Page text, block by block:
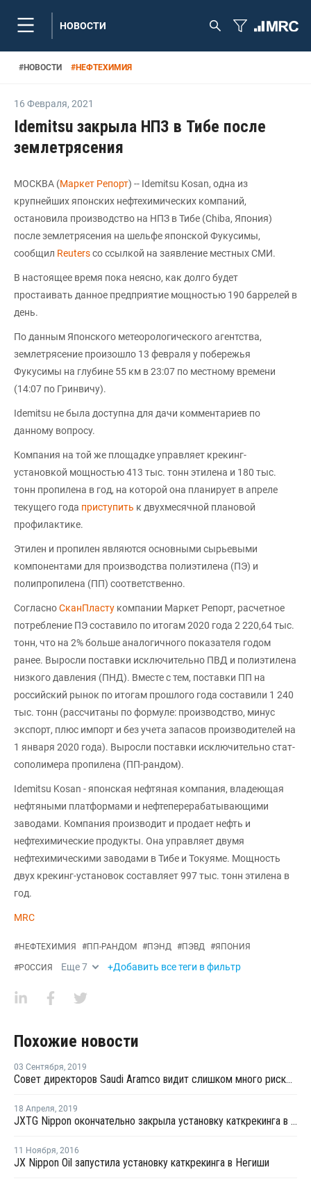
НОВОСТИ
#НОВОСТИ #НЕФТЕХИМИЯ
16 Февраля, 2021
Idemitsu закрыла НПЗ в Тибе после
землетрясения
МОСКВА (Маркет Репорт) -- Idemitsu Kosan, одна из
крупнейших японских нефтехимических компаний,
остановила производство на НПЗ в Тибе (Chiba, Япония)
после землетрясения на шельфе японской Фукусимы,
сообщил Reutersсо ссылкой на заявление местных СМИ.
В настоящее время пока неясно, как долго будет
простаивать данное предприятие мощностью 190 баррелей в
день.
По данным Японского метеорологического агентства,
землетрясение произошло 13 февраля у побережья
Фукусимы на глубине 55 км в 23:07 по местному времени
(14:07 по Гринвичу).
Idemitsu не была доступна для дачи комментариев по
данному вопросу.
Компания на той же площадке управляет крекинг-
установкой мощностью 413 тыс. тонн этилена и 180 тыс.
тонн пропилена в год, на которой она планирует в апреле
текущего года приступить к двухмесячной плановой
профилактике.
Этилен и пропилен являются основными сырьевыми
компонентами для производства полиэтилена (ПЭ) и
полипропилена (ПП) соответственно.
СогласноСканПласту компании Маркет Репорт, расчетное
потребление ПЭ составило по итогам 2020 года 2 220,64 тыс.
тонн, что на 2% больше аналогичного показателя годом
ранее. Выросли поставки исключительно ПВД и полиэтилена
низкого давления (ПНД). Вместе с тем, поставки ПП на
российский рынок по итогам прошлого года составили 1 240
тыс. тонн (рассчитаны по формуле: производство, минус
экспорт, плюс импорт и без учета запасов производителей на
1 января 2020 года). Выросли поставки исключительно стат-
сополимера пропилена (ПП-рандом).
Idemitsu Kosan - японская нефтяная компания, владеющая
нефтяными платформами и нефтеперерабатывающими
заводами. Компания производит и продает нефть и
нефтехимические продукты. Она управляет двумя
нефтехимическими заводами в Тибе и Токуяме. Мощность
двух крекинг-установок составляет 997 тыс. тонн этилена в
год.
MRC
#НЕФТЕХИМИЯ #ПП-РАНДОМ #ПЭНД #ПЭВД #ЯПОНИЯ
#РОССИЯ Еще7 +Добавить все теги в фильтр
Похожие новости
03 Сентября, 2019
Совет директоров Saudi Aramco видит слишком много рисков для IPO в Нью-Йорке
18 Апреля, 2019
JXTG Nippon окончательно закрыла установку каткрекинга в Муроране
11 Ноября, 2016
JX Nippon Oil запустила установку каткрекинга в Негиши